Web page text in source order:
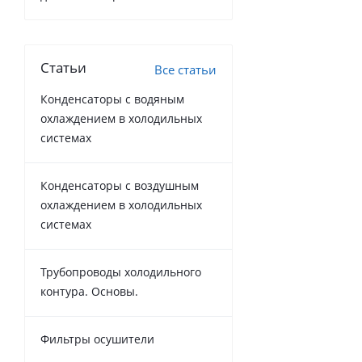
Статьи Все статьи
Конденсаторы с водяным
охлаждением в холодильных
системах
Конденсаторы с воздушным
охлаждением в холодильных
системах
Трубопроводы холодильного
контура. Основы.
Фильтры осушители